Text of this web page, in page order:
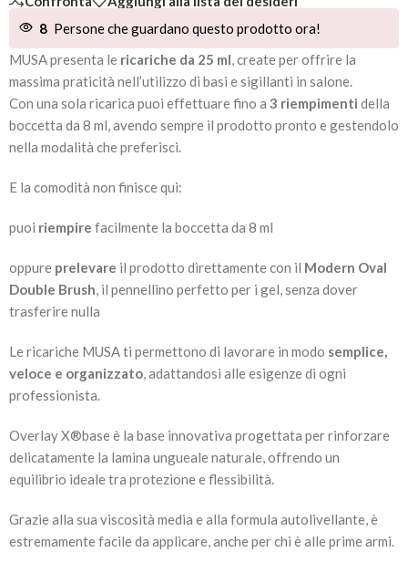
8 Persone che guardano questo prodotto ora!
MUSA presenta le ricariche da 25 ml, create per offrire la
massima praticità nell’utilizzo di basi e sigillanti in salone.
Con una sola ricarica puoi effettuare fino a 3 riempimenti della
boccetta da 8 ml, avendo sempre il prodotto pronto e gestendolo
nella modalità che preferisci.
E la comodità non finisce qui:
puoi riempire facilmente la boccetta da 8 ml
oppure prelevare il prodotto direttamente con il Modern Oval
Double Brush, il pennellino perfetto per i gel, senza dover
trasferire nulla
Le ricariche MUSA ti permettono di lavorare in modo semplice,
veloce e organizzato, adattandosi alle esigenze di ogni
professionista.
Overlay X®️base è la base innovativa progettata per rinforzare
delicatamente la lamina ungueale naturale, offrendo un
equilibrio ideale tra protezione e flessibilità.
Grazie alla sua viscosità media e alla formula autolivellante, è
estremamente facile da applicare, anche per chi è alle prime armi.